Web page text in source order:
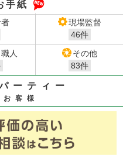
手紙
現場監督
46件
人
その他
83件
ーティー
客様